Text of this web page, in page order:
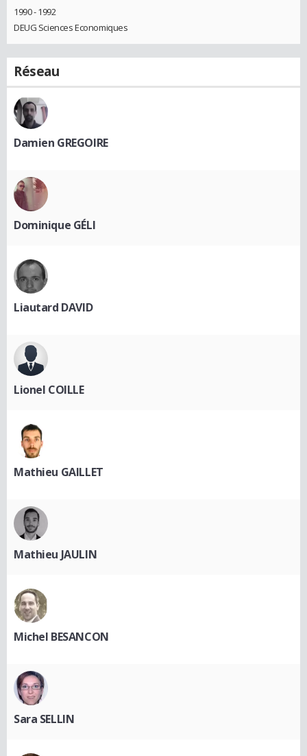
1990 - 1992
DEUG Sciences Economiques
Réseau
Damien GREGOIRE
Dominique GÉLI
Liautard DAVID
Lionel COILLE
Mathieu GAILLET
Mathieu JAULIN
Michel BESANCON
Sara SELLIN